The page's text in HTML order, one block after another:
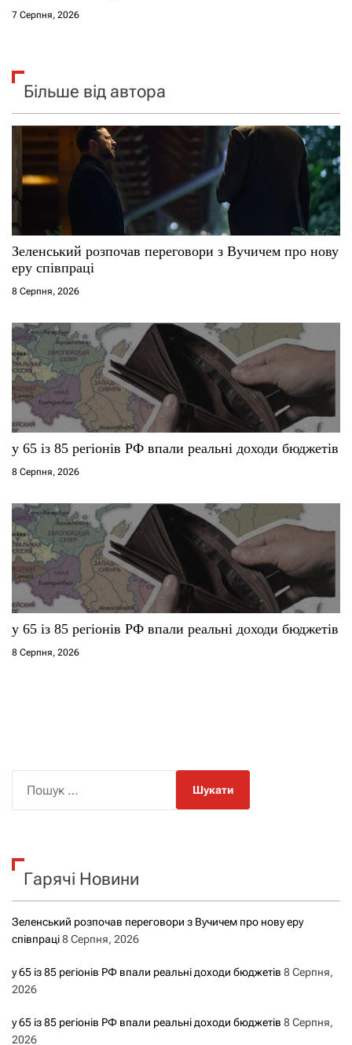
7 Серпня, 2026
Більше від автора
Зеленський розпочав переговори з Вучичем про нову
еру співпраці
8 Серпня, 2026
у 65 із 85 регіонів РФ впали реальні доходи бюджетів
8 Серпня, 2026
у 65 із 85 регіонів РФ впали реальні доходи бюджетів
8 Серпня, 2026
к
Гарячі Новини
Зеленський розпочав переговори з Вучичем про нову еру
співпраці8 Серпня, 2026
у 65 із 85 регіонів РФ впали реальні доходи бюджетів 8 Серпня,
2026
у 65 із 85 регіонів РФ впали реальні доходи бюджетів 8 Серпня,
2026